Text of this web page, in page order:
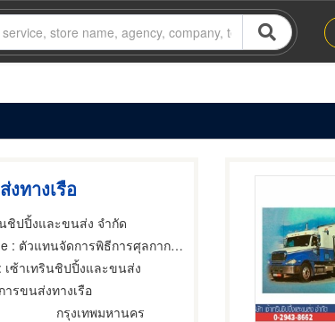
ทางเรือ
ชิปปิ้งและขนส่ง จำกัด
: ตัวแทนจัดการพิธีการศุลกากร,ที่ปรึกษาการขนส่งและบริการเรือเดินทะเล,บริการขนส่งสินค้าทางอากาศ
: เซ้าเทรินชิปปิ้งและขนส่ง
ารขนส่งทางเรือ
กรุงเทพมหานคร